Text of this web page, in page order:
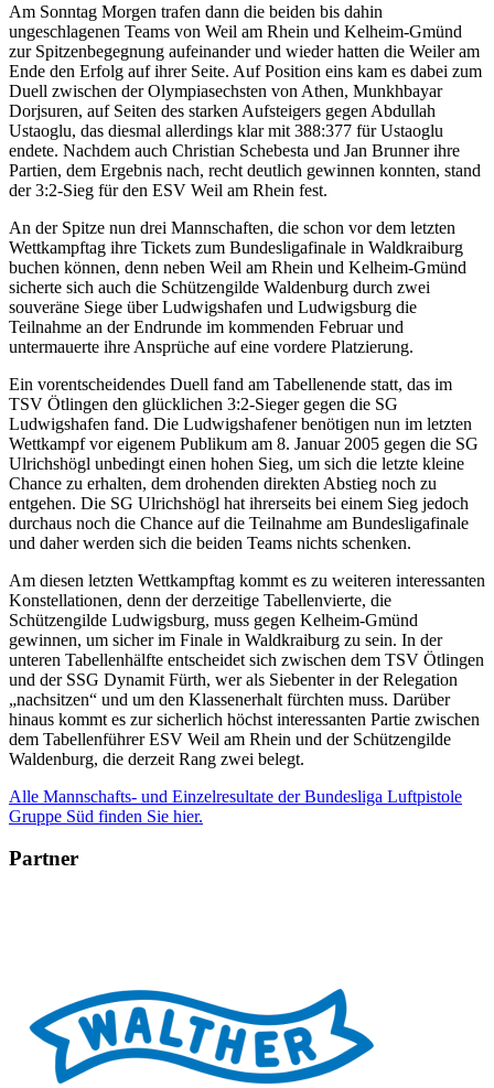
Am Sonntag Morgen trafen dann die beiden bis dahin
ungeschlagenen Teams von Weil am Rhein und Kelheim-Gmünd
zur Spitzenbegegnung aufeinander und wieder hatten die Weiler am
Ende den Erfolg auf ihrer Seite. Auf Position eins kam es dabei zum
Duell zwischen der Olympiasechsten von Athen, Munkhbayar
Dorjsuren, auf Seiten des starken Aufsteigers gegen Abdullah
Ustaoglu, das diesmal allerdings klar mit 388:377 für Ustaoglu
endete. Nachdem auch Christian Schebesta und Jan Brunner ihre
Partien, dem Ergebnis nach, recht deutlich gewinnen konnten, stand
der 3:2-Sieg für den ESV Weil am Rhein fest.
An der Spitze nun drei Mannschaften, die schon vor dem letzten
Wettkampftag ihre Tickets zum Bundesligafinale in Waldkraiburg
buchen können, denn neben Weil am Rhein und Kelheim-Gmünd
sicherte sich auch die Schützengilde Waldenburg durch zwei
souveräne Siege über Ludwigshafen und Ludwigsburg die
Teilnahme an der Endrunde im kommenden Februar und
untermauerte ihre Ansprüche auf eine vordere Platzierung.
Ein vorentscheidendes Duell fand am Tabellenende statt, das im
TSV Ötlingen den glücklichen 3:2-Sieger gegen die SG
Ludwigshafen fand. Die Ludwigshafener benötigen nun im letzten
Wettkampf vor eigenem Publikum am 8. Januar 2005 gegen die SG
Ulrichshögl unbedingt einen hohen Sieg, um sich die letzte kleine
Chance zu erhalten, dem drohenden direkten Abstieg noch zu
entgehen. Die SG Ulrichshögl hat ihrerseits bei einem Sieg jedoch
durchaus noch die Chance auf die Teilnahme am Bundesligafinale
und daher werden sich die beiden Teams nichts schenken.
Am diesen letzten Wettkampftag kommt es zu weiteren interessanten
Konstellationen, denn der derzeitige Tabellenvierte, die
Schützengilde Ludwigsburg, muss gegen Kelheim-Gmünd
gewinnen, um sicher im Finale in Waldkraiburg zu sein. In der
unteren Tabellenhälfte entscheidet sich zwischen dem TSV Ötlingen
und der SSG Dynamit Fürth, wer als Siebenter in der Relegation
„nachsitzen“ und um den Klassenerhalt fürchten muss. Darüber
hinaus kommt es zur sicherlich höchst interessanten Partie zwischen
dem Tabellenführer ESV Weil am Rhein und der Schützengilde
Waldenburg, die derzeit Rang zwei belegt.
Alle Mannschafts- und Einzelresultate der Bundesliga Luftpistole
Gruppe Süd finden Sie hier.
Partner